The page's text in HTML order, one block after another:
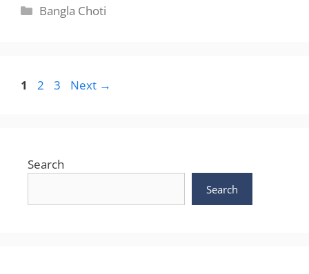
Categories
Bangla Choti
Page
1 Page
2 Page
3 Next →
Search
Search